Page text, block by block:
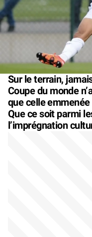
Sur le terrain,
Coupe du monde
que celle
Que ce soit parmi
l’imprégnation